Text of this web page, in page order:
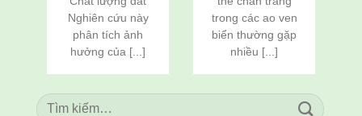
Rô Phi
(Oreochromis
niloticus) Thông
Qua Cải Tạo Đất
Nghiên cứu này
phân tích ảnh
hưởng của [...]
Rô Phi
(Oreochromis
niloticus) Thông
Qua Cải Tạo Đất
trong các ao ven
biển thường gặp
nhiều [...]